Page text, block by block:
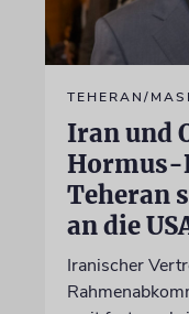
TEHERAN/
Iran und
Hormus-
Teheran
an die
Iranischer